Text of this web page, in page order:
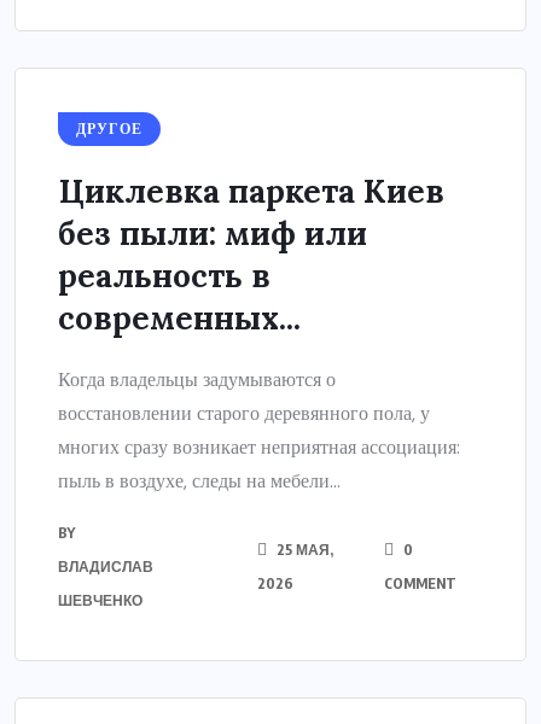
ДРУГОЕ
Циклевка паркета Киев
без пыли: миф или
реальность в
современных...
Когда владельцы задумываются о
восстановлении старого деревянного пола, у
многих сразу возникает неприятная ассоциация:
пыль в воздухе, следы на мебели...
BY
ВЛАДИСЛАВ
ШЕВЧЕНКО
25 МАЯ,
2026
0
COMMENT